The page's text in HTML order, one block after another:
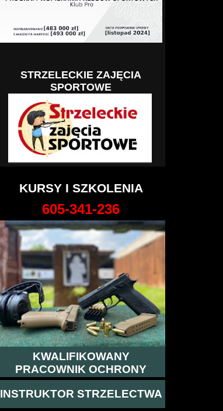
STRZELECKIE ZAJĘCIA
SPORTOWE
KURSY I SZKOLENIA
605-341-236
KWALIFIKOWANY
PRACOWNIK OCHRONY
INSTRUKTOR STRZELECTWA